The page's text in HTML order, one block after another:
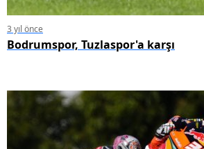
3 yıl önce
Bodrumspor, Tuzlaspor'a karşı